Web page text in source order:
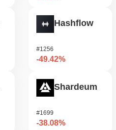
Hashflow
#1256
-49.42%
Shardeum
#1699
-38.08%